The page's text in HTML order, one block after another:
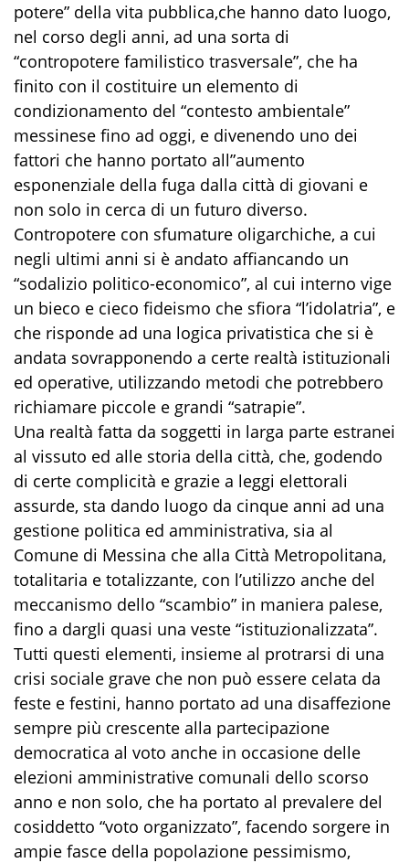
potere” della vita pubblica,che hanno dato luogo,
nel corso degli anni, ad una sorta di
“contropotere familistico trasversale”, che ha
finito con il costituire un elemento di
condizionamento del “contesto ambientale”
messinese fino ad oggi, e divenendo uno dei
fattori che hanno portato all”aumento
esponenziale della fuga dalla città di giovani e
non solo in cerca di un futuro diverso.
Contropotere con sfumature oligarchiche, a cui
negli ultimi anni si è andato affiancando un
“sodalizio politico-economico”, al cui interno vige
un bieco e cieco fideismo che sfiora “l’idolatria”, e
che risponde ad una logica privatistica che si è
andata sovrapponendo a certe realtà istituzionali
ed operative, utilizzando metodi che potrebbero
richiamare piccole e grandi “satrapie”.
Una realtà fatta da soggetti in larga parte estranei
al vissuto ed alle storia della città, che, godendo
di certe complicità e grazie a leggi elettorali
assurde, sta dando luogo da cinque anni ad una
gestione politica ed amministrativa, sia al
Comune di Messina che alla Città Metropolitana,
totalitaria e totalizzante, con l’utilizzo anche del
meccanismo dello “scambio” in maniera palese,
fino a dargli quasi una veste “istituzionalizzata”.
Tutti questi elementi, insieme al protrarsi di una
crisi sociale grave che non può essere celata da
feste e festini, hanno portato ad una disaffezione
sempre più crescente alla partecipazione
democratica al voto anche in occasione delle
elezioni amministrative comunali dello scorso
anno e non solo, che ha portato al prevalere del
cosiddetto “voto organizzato”, facendo sorgere in
ampie fasce della popolazione pessimismo,